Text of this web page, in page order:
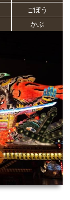
ごぼう
かぶ